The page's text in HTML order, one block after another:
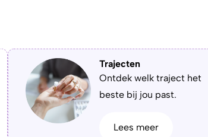
Trajecten
Ontdek welk traject het
beste bij jou past.
Lees meer